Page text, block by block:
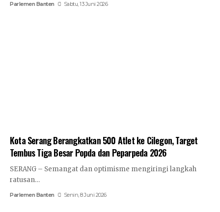
Parlemen Banten Sabtu, 13 Juni 2026
Kota Serang Berangkatkan 500 Atlet ke Cilegon, Target
Tembus Tiga Besar Popda dan Peparpeda 2026
SERANG – Semangat dan optimisme mengiringi langkah
ratusan…
Parlemen Banten Senin, 8 Juni 2026